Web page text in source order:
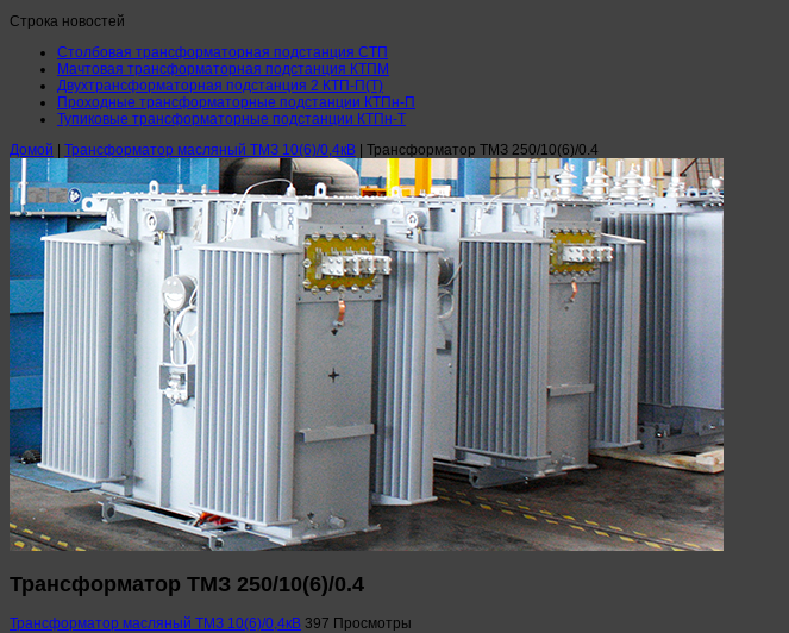
Строка новостей
Столбовая трансформаторная подстанция СТП
Мачтовая трансформаторная подстанция КТПМ
Двухтрансформаторная подстанция 2 КТП-П(Т)
Проходные трансформаторные подстанции КТПн-П
Тупиковые трансформаторные подстанции КТПн-Т
Домой | Трансформатор масляный ТМЗ 10(6)/0,4кВ | Трансформатор ТМЗ 250/10(6)/0.4
Трансформатор ТМЗ 250/10(6)/0.4
Трансформатор масляный ТМЗ 10(6)/0,4кВ 397 Просмотры